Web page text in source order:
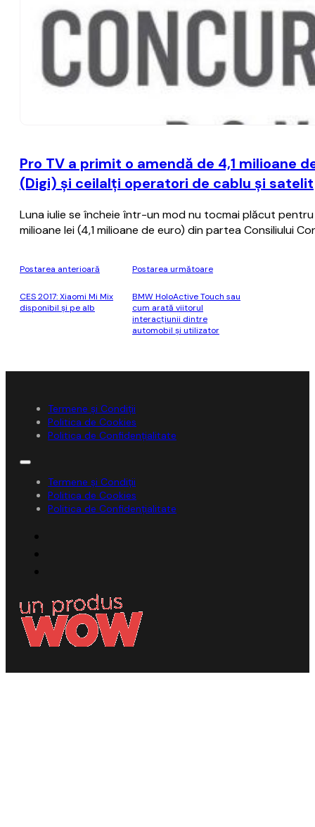
Pro TV a primit o amendă de 4,1 milioane
(Digi) şi ceilalţi operatori de cablu şi satelit
Luna iulie se încheie într-un mod nu tocmai plăcut
milioane lei (4,1 milioane de euro) din partea Consiliului
Postarea anterioară
CES 2017: Xiaomi Mi Mix
disponibil şi pe alb
Postarea următoare
BMW HoloActive Touch sau
cum arată viitorul
interacțiunii dintre
automobil și utilizator
Termene și Condiții
Politica de Cookies
Politica de Confidențialitate
Termene și Condiții
Politica de Cookies
Politica de Confidențialitate